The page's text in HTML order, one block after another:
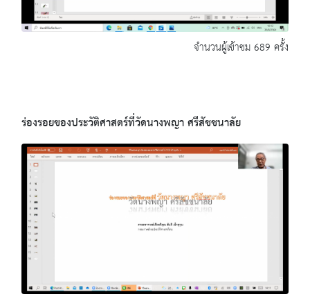
จำนวนผู้เข้าชม 689 ครั้ง
ร่องรอยของประวัติศาสตร์ที่วัดนางพญา ศรีสัชชนาลัย